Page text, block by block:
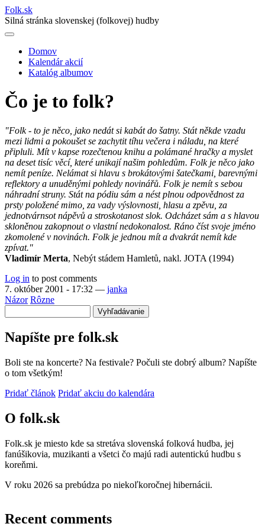
Folk.sk
Silná stránka slovenskej (folkovej) hudby
Main
navigation
Domov
Kalendár akcií
Katalóg albumov
Čo je to folk?
"Folk - to je něco, jako nedát si kabát do šatny. Stát někde vzadu
mezi lidmi a pokoušet se zachytit tíhu večera i náladu, na které
připluli. Mít v kapse rozečtenou knihu a polámané hračky a myslet
na deset tisíc věcí, které unikají našim pohledům. Folk je něco jako
nemít peníze. Nelámat si hlavu s brokátovými šatečkami, barevnými
reflektory a unuděnými pohledy novinářů. Folk je nemít s sebou
náhradní struny. Stát na pódiu sám a nést plnou odpovědnost za
prsty položené mimo, za vady výslovnosti, hlasu a zpěvu, za
jednotvárnsot nápěvů a stroskotanost slok. Odcházet sám a s hlavou
skloněnou zakopnout o vlastní nedokonalost. Ráno číst svoje jméno
zkomolené v novinách. Folk je jednou mít a dvakrát nemít kde
zpívat."
Vladimír Merta, Nebýt stádem Hamletů, nakl. JOTA (1994)
Log in to post comments
7. október 2001 - 17:32 — janka
Názor Rôzne
Napíšte pre folk.sk
Boli ste na koncerte? Na festivale? Počuli ste dobrý album? Napíšte
o tom všetkým!
Pridať článok Pridať akciu do kalendára
O folk.sk
Folk.sk je miesto kde sa stretáva slovenská folková hudba, jej
fanúšikovia, muzikanti a všetci čo majú radi autentickú hudbu s
koreňmi.
V roku 2026 sa prebúdza po niekoľkoročnej hibernácii.
Recent comments